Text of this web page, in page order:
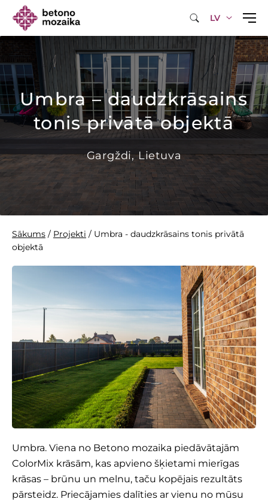
LV
Umbra – daudzkrāsains
tonis privātā objektā
Gargždi, Lietuva
Sākums / Projekti / Umbra - daudzkrāsains tonis privātā
objektā
Umbra. Viena no Betono mozaika piedāvātajām
ColorMix krāsām, kas apvieno šķietami mierīgas
krāsas – brūnu un melnu, taču kopējais rezultāts
pārsteidz. Priecājamies dalīties ar vienu no mūsu